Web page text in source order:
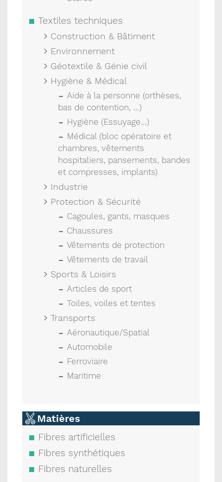
Textiles techniques
Construction & Bâtiment
Environnement
Géotextile & Génie civil
Hygiène & Médical
Aide à la personne (orthèses,
bas de contention, ...)
Hygiène (Essuyage...)
Médical (bloc opératoire et
chambres, vêtements
hospitaliers, pansements, bandes
et compresses, implants)
Industrie
Protection & Sécurité
Cagoules, gants, masques
Chaussures
Vêtements de protection
Vêtements de travail
Sports & Loisirs
Articles de sport
Toiles, voiles et tentes
Transports
Aéronautique/Spatial
Automobile
Ferroviaire
Maritime
Matières
Fibres artificielles
Fibres synthétiques
Fibres naturelles